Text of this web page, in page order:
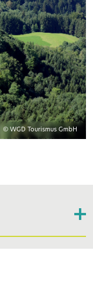
© WGD Tourismus GmbH